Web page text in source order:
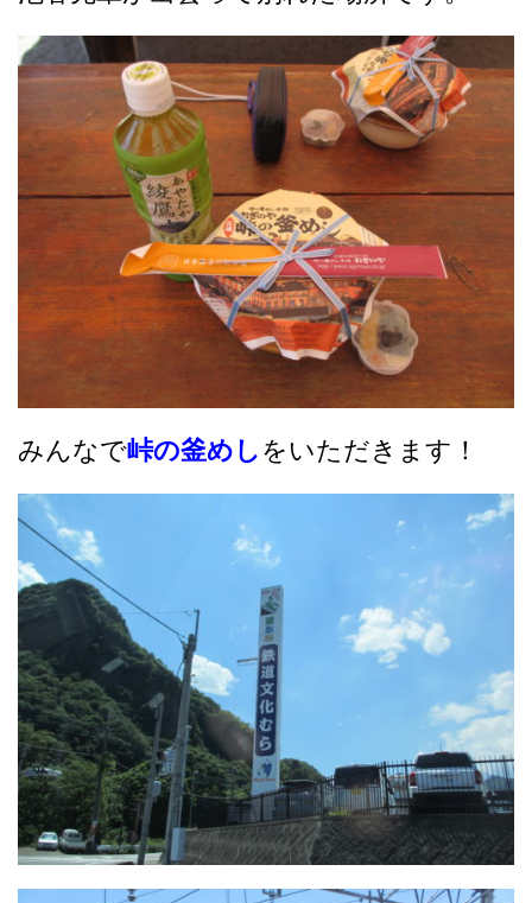
みんなで峠の釜めしをいただきます！